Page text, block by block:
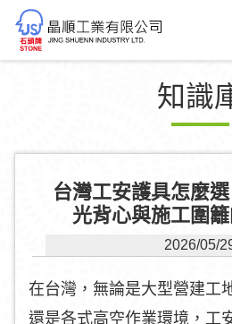
知識
台灣工安護具怎麼
光背心與施工圍
2026/05/
在台灣，無論是大型營建工
還是各式高空作業環境，工